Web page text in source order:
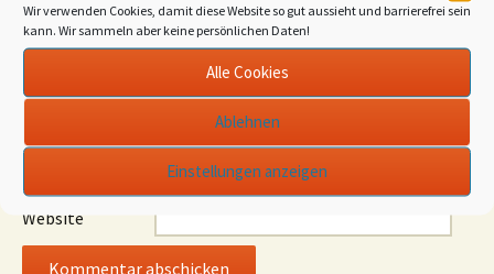
Wir verwenden Cookies, damit diese Website so gut aussieht und barrierefrei sein
kann. Wir sammeln aber keine persönlichen Daten!
Alle Cookies
Ablehnen
Einstellungen anzeigen
Website